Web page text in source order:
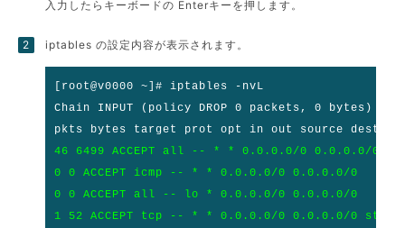
入力したらキーボードの Enterキーを押します。
iptables の設定内容が表示されます。
[root@v0000 ~]# iptables -nvL
Chain INPUT (policy DROP 0 packets, 0 bytes)
pkts bytes target prot opt in out source
46 6499 ACCEPT all -- * * 0.0.0.0/0 0.0.0.0/0 state
0 0 ACCEPT icmp -- * * 0.0.0.0/0 0.0.0.0/0
0 0 ACCEPT all -- lo * 0.0.0.0/0 0.0.0.0/0
1 52 ACCEPT tcp -- * * 0.0.0.0/0 0.0.0.0/0 state